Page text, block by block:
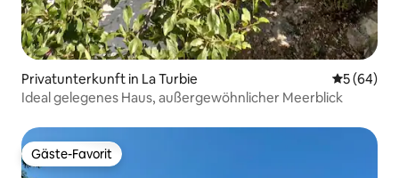
Privatunterkunft in La Turbie
5 (64)
Ideal gelegenes Haus, außergewöhnlicher Meerblick
Gäste-Favorit
Gäste-Favorit